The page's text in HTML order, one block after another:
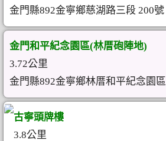
金門縣892金寧鄉慈湖路三段 200號
金門和平紀念園區(林厝砲陣地)
3.72公里
金門縣892金寧鄉林厝和平紀念園區
古寧頭牌樓
3.8公里